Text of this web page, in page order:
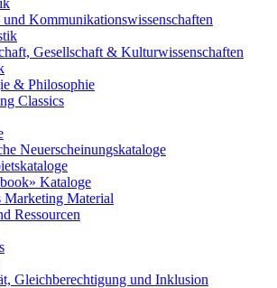
Kommunikationswissenschaften
Gesellschaft & Kulturwissenschaften
& Philosophie
Classics
Neuerscheinungskataloge
Kataloge
Marketing Material
Ressourcen
Gleichberechtigung und Inklusion